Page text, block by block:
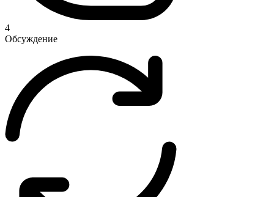
4
Обсуждение